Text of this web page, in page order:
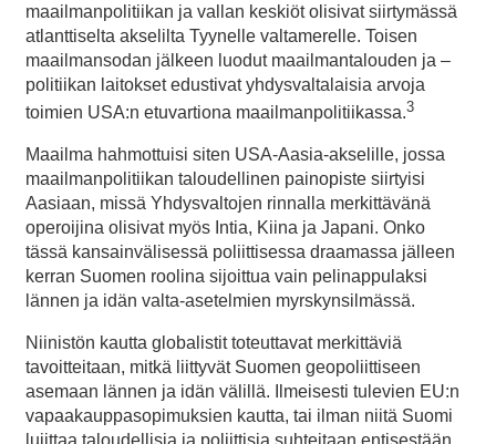
maailmanpolitiikan ja vallan keskiöt olisivat siirtymässä
atlanttiselta akselilta Tyynelle valtamerelle. Toisen
maailmansodan jälkeen luodut maailmantalouden ja –
politiikan laitokset edustivat yhdysvaltalaisia arvoja
toimien USA:n etuvartiona maailmanpolitiikassa.3
Maailma hahmottuisi siten USA-Aasia-akselille, jossa
maailmanpolitiikan taloudellinen painopiste siirtyisi
Aasiaan, missä Yhdysvaltojen rinnalla merkittävänä
operoijina olisivat myös Intia, Kiina ja Japani. Onko
tässä kansainvälisessä poliittisessa draamassa jälleen
kerran Suomen roolina sijoittua vain pelinappulaksi
lännen ja idän valta-asetelmien myrskynsilmässä.
Niinistön kautta globalistit toteuttavat merkittäviä
tavoitteitaan, mitkä liittyvät Suomen geopoliittiseen
asemaan lännen ja idän välillä. Ilmeisesti tulevien EU:n
vapaakauppasopimuksien kautta, tai ilman niitä Suomi
lujittaa taloudellisia ja poliittisia suhteitaan entisestään